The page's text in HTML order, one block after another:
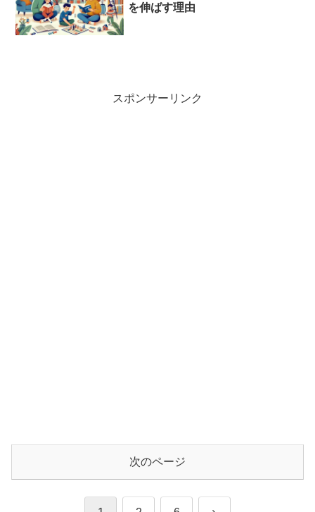
を伸ばす理由
スポンサーリンク
次のページ